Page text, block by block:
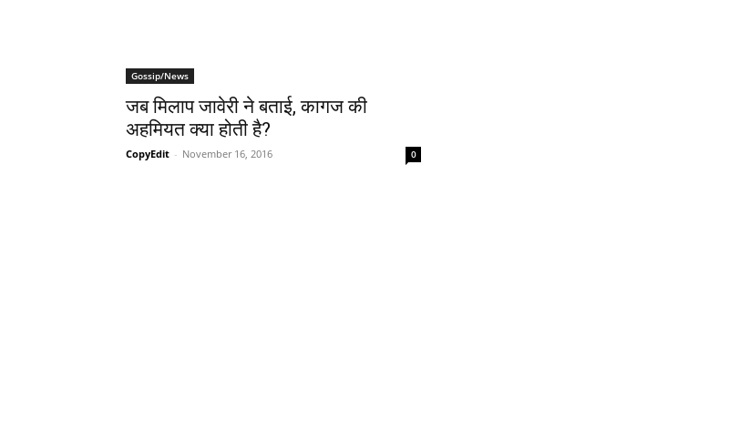
Gossip/News
जब मिलाप जावेरी ने बताई, कागज की
अहमियत क्‍या होती है?
CopyEdit - November 16, 2016 0